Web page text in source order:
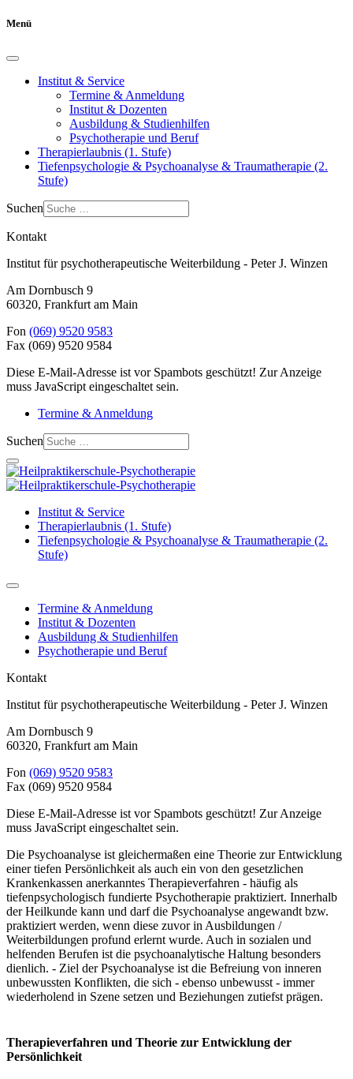
Menü
Institut & Service
Termine & Anmeldung
Institut & Dozenten
Ausbildung & Studienhilfen
Psychotherapie und Beruf
Therapierlaubnis (1. Stufe)
Tiefenpsychologie & Psychoanalyse & Traumatherapie (2.
Stufe)
Suchen
Kontakt
Institut für psychotherapeutische Weiterbildung - Peter J. Winzen
Am Dornbusch 9
60320, Frankfurt am Main
Fon (069) 9520 9583
Fax (069) 9520 9584
Diese E-Mail-Adresse ist vor Spambots geschützt! Zur Anzeige
muss JavaScript eingeschaltet sein.
Termine & Anmeldung
Suchen
Institut & Service
Therapierlaubnis (1. Stufe)
Tiefenpsychologie & Psychoanalyse & Traumatherapie (2.
Stufe)
Termine & Anmeldung
Institut & Dozenten
Ausbildung & Studienhilfen
Psychotherapie und Beruf
Kontakt
Institut für psychotherapeutische Weiterbildung - Peter J. Winzen
Am Dornbusch 9
60320, Frankfurt am Main
Fon (069) 9520 9583
Fax (069) 9520 9584
Diese E-Mail-Adresse ist vor Spambots geschützt! Zur Anzeige
muss JavaScript eingeschaltet sein.
Die Psychoanalyse ist gleichermaßen eine Theorie zur Entwicklung
einer tiefen Persönlichkeit als auch ein von den gesetzlichen
Krankenkassen anerkanntes Therapieverfahren - häufig als
tiefenpsychologisch fundierte Psychotherapie praktiziert. Innerhalb
der Heilkunde kann und darf die Psychoanalyse angewandt bzw.
praktiziert werden, wenn diese zuvor in Ausbildungen /
Weiterbildungen profund erlernt wurde. Auch in sozialen und
helfenden Berufen ist die psychoanalytische Haltung besonders
dienlich. - Ziel der Psychoanalyse ist die Befreiung von inneren
unbewussten Konflikten, die sich - ebenso unbewusst - immer
wiederholend in Szene setzen und Beziehungen zutiefst prägen.
Therapieverfahren und Theorie zur Entwicklung der
Persönlichkeit